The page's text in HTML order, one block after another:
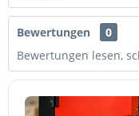
Bewertungen
0
Bewertungen lesen,